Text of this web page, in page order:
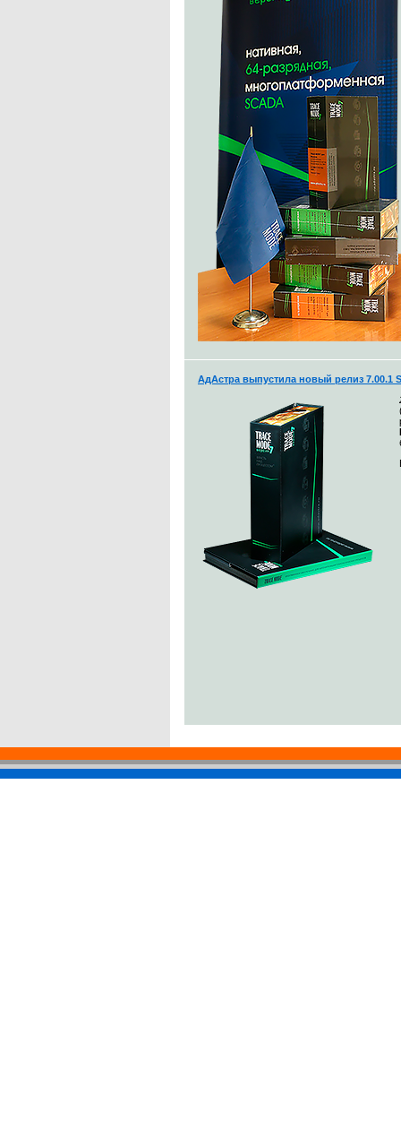
АдАстра выпустила новый релиз 7.00.1